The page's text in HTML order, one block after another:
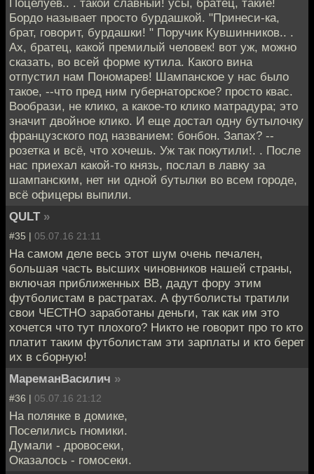
Поцелуев.. . такой славный! усы, братец, такие!
Бордо называет просто бурдашкой. "Принеси-ка,
брат, говорит, бурдашки! " Поручик Кувшинников.. .
Ах, братец, какой премилый человек! вот уж, можно
сказать, во всей форме кутила. Какого вина
отпустил нам Пономарев! Шампанское у нас было
такое, --что пред ним губернаторское? просто квас.
Вообрази, не клико, а какое-то клико матрадура; это
значит двойное клико. И еще достал одну бутылочку
французского под названием: бонбон. Запах? --
розетка и всё, что хочешь. Уж так покутили!. . После
нас приехал какой-то князь, послал в лавку за
шампанским, нет ни одной бутылки во всем городе,
всё офицеры выпили.
QULT »
#35 | 05.07.16 21:11
На самом деле весь этот шум очень печален,
большая часть высших чиновников нашей страны,
включая приближенных ВВ, дадут фору этим
футболистам в растратах. А футболисты тратили
свои ЧЕСТНО заработаны деньги, так как им это
хочется что тут плохого? Никто не говорит про то кто
платит таким футболистам эти зарплаты и кто берет
их в сборную!
МареманВасилич »
#36 | 05.07.16 21:12
На полянке в домике,
Поселились гномики.
Думали - дровосеки,
Оказалось - гомосеки.